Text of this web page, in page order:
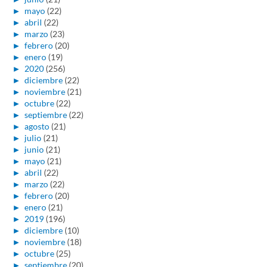
► mayo (22)
► abril (22)
► marzo (23)
► febrero (20)
► enero (19)
► 2020 (256)
► diciembre (22)
► noviembre (21)
► octubre (22)
► septiembre (22)
► agosto (21)
► julio (21)
► junio (21)
► mayo (21)
► abril (22)
► marzo (22)
► febrero (20)
► enero (21)
► 2019 (196)
► diciembre (10)
► noviembre (18)
► octubre (25)
► septiembre (20)